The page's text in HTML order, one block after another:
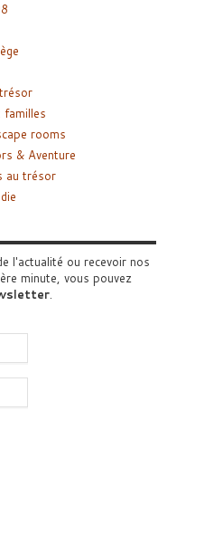
familles
rooms
& Aventure
au trésor
l'actualité ou recevoir nos
minute, vous pouvez
.